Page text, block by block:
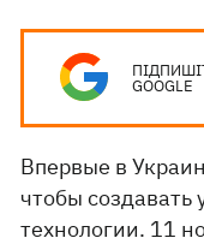
GOOGLE
Впервые в
чтобы
технологии. 11